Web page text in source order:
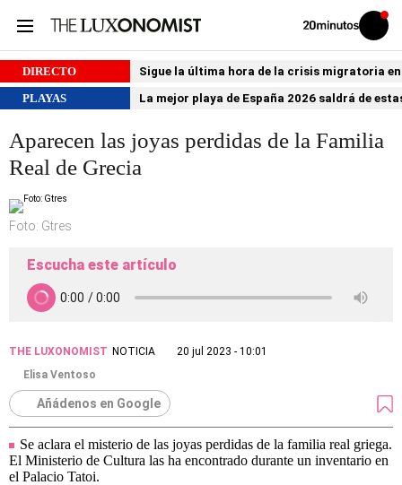
Volver
Iniciar
sesión
DIRECTO
Sigue la última hora de la crisis migratoria
PLAYAS
La mejor playa de España 2026 saldrá de
Aparecen las joyas perdidas de la Familia
Real de Grecia
Foto: Gtres
Escucha este artículo
THE LUXONOMIST NOTICIA
20 jul 2023 - 10:01
Elisa Ventoso
Añádenos en Google
Se aclara el misterio de las joyas perdidas de la familia real griega.
El Ministerio de Cultura las ha encontrado durante un inventario en
el Palacio Tatoi.